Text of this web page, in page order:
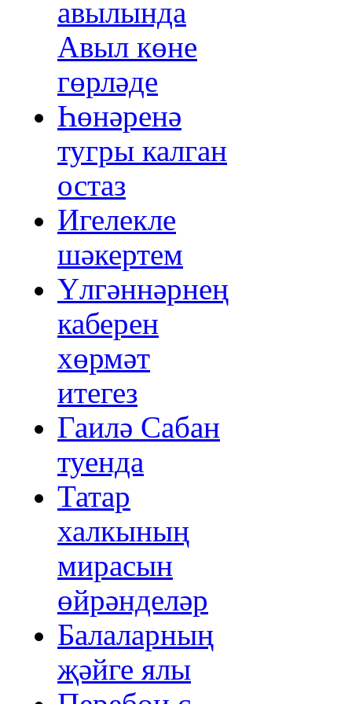
авылында
Авыл көне
гөрләде
Һөнәренә
тугры калган
остаз
Игелекле
шәкертем
Үлгәннәрнең
каберен
хөрмәт
итегез
Гаилә Сабан
туенда
Татар
халкының
мирасын
өйрәнделәр
Балаларның
җәйге ялы